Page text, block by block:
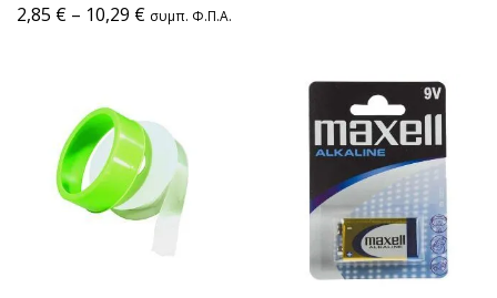
2,85 € – 10,29 € συμπ. Φ.Π.Α.